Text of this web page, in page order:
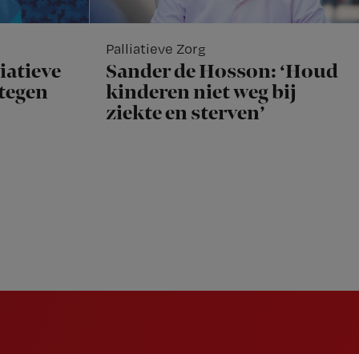
Palliatieve Zorg
Sander de Hosson: ‘Houd
kinderen niet weg bij
ziekte en sterven’